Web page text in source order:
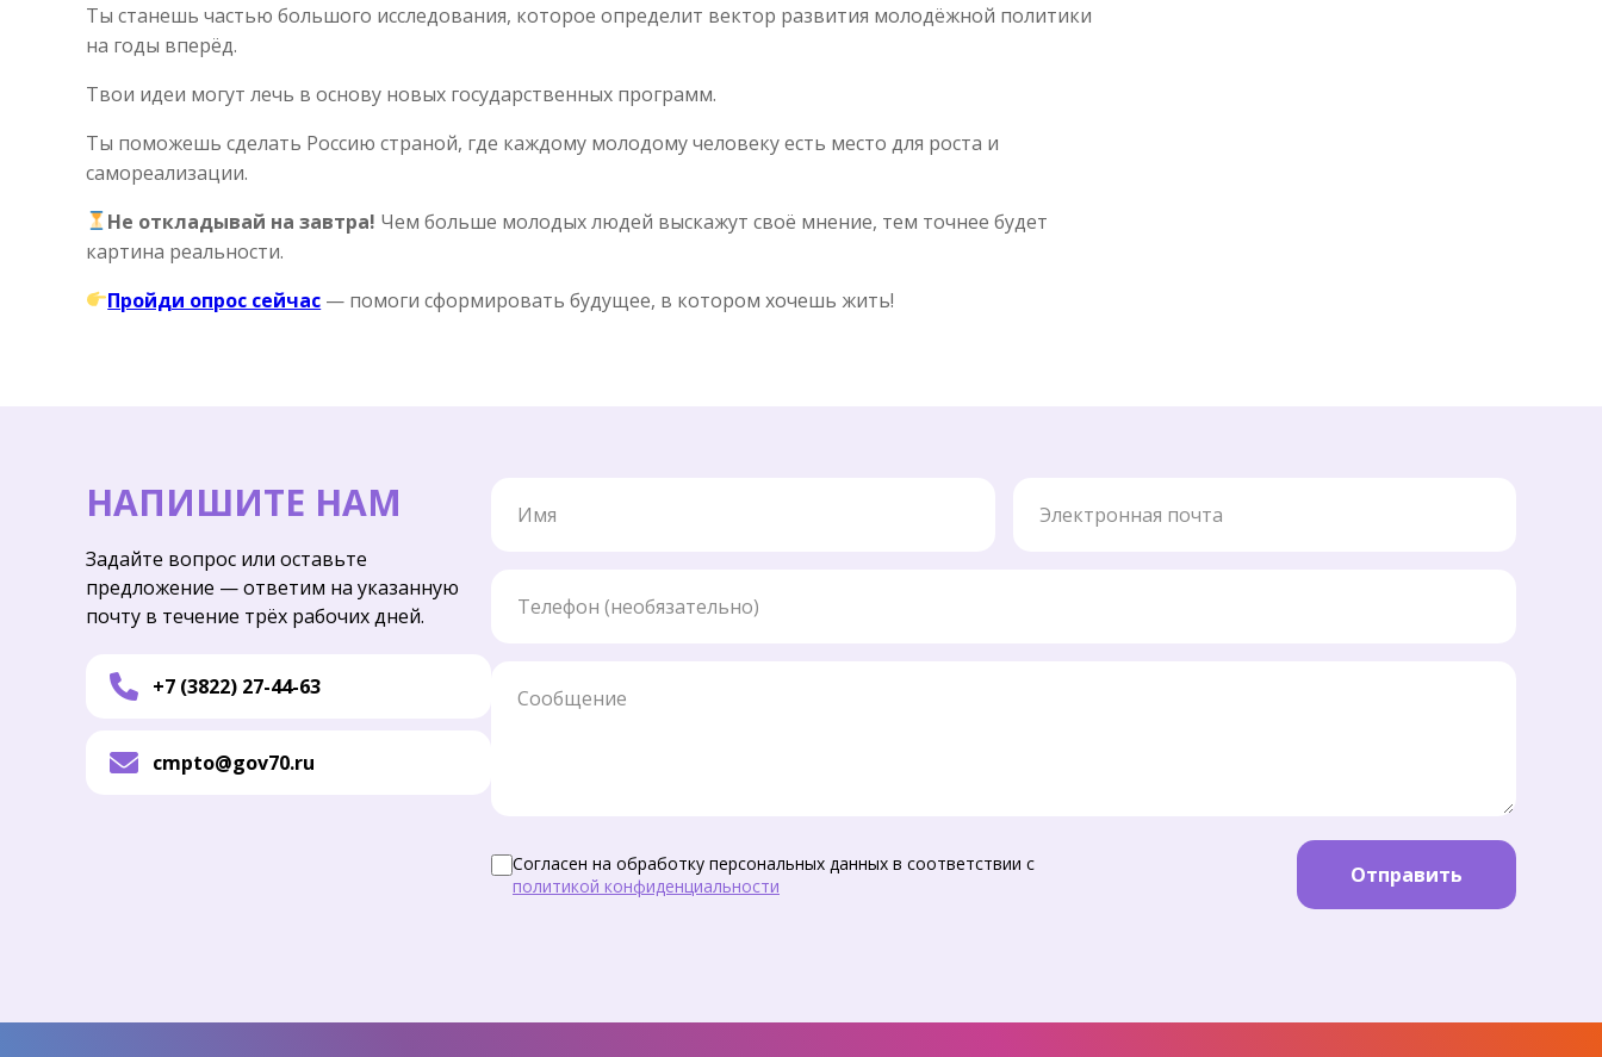
Ты станешь частью большого исследования, которое определит вектор развития молодёжной политики
на годы вперёд.
Твои идеи могут лечь в основу новых государственных программ.
Ты поможешь сделать Россию страной, где каждому молодому человеку есть место для роста и
самореализации.
Не откладывай на завтра! Чем больше молодых людей выскажут своё мнение, тем точнее будет
картина реальности.
Пройди опрос сейчас — помоги сформировать будущее, в котором хочешь жить!
НАПИШИТЕ НАМ
Задайте вопрос или оставьте
предложение — ответим на указанную
почту в течение трёх рабочих дней.
+7 (3822) 27-44-63
cmpto@gov70.ru
Согласен на обработку персональных данных в соответствии с
политикой конфиденциальности
Отправить